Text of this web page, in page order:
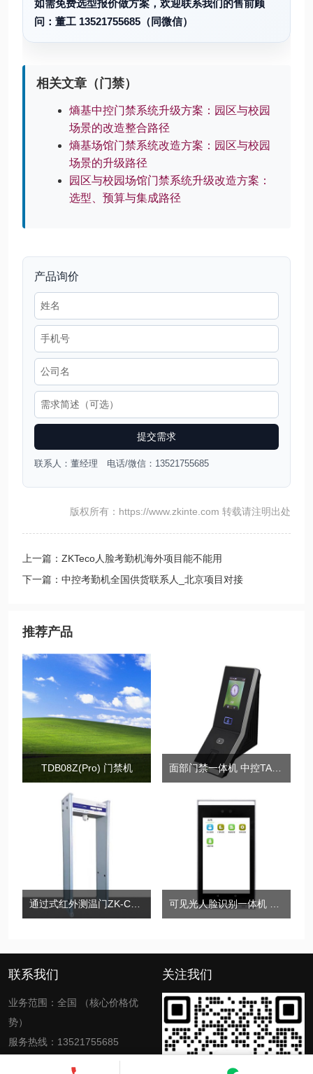
如需免费选型报价做方案，欢迎联系我们的售前顾
问：董工 13521755685（同微信）
相关文章（门禁）
熵基中控门禁系统升级方案：园区与校园
场景的改造整合路径
熵基场馆门禁系统改造方案：园区与校园
场景的升级路径
园区与校园场馆门禁系统升级改造方案：
选型、预算与集成路径
产品询价
提交需求
联系人：董经理 电话/微信：13521755685
版权所有：https://www.zkinte.com 转载请注明出处
上一篇：ZKTeco人脸考勤机海外项目能不能用
下一篇：中控考勤机全国供货联系人_北京项目对接
推荐产品
TDB08Z(Pro) 门禁机
联系我们
业务范围：全国 （核心价格优
势）
服务热线：13521755685
电子邮箱：zkinte@139.com、
关注我们